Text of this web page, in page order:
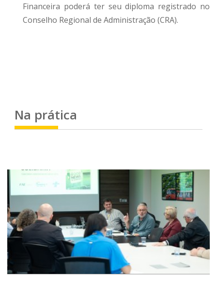
Financeira poderá ter seu diploma registrado no
Conselho Regional de Administração (CRA).
Na prática